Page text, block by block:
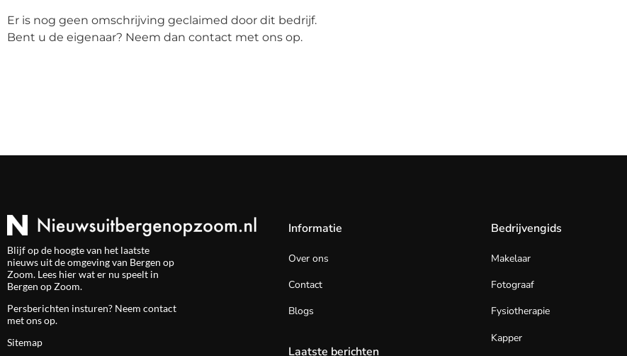
Er is nog geen omschrijving geclaimed door dit bedrijf.
Bent u de eigenaar? Neem dan contact met ons op.
Blijf op de hoogte van het laatste
nieuws uit de omgeving van Bergen op
Zoom. Lees hier wat er nu speelt in
Bergen op Zoom.
Persberichten insturen? Neem contact
met ons op.
Sitemap
Informatie
Over ons
Contact
Blogs
Laatste berichten
Bedrijvengids
Makelaar
Fotograaf
Fysiotherapie
Kapper